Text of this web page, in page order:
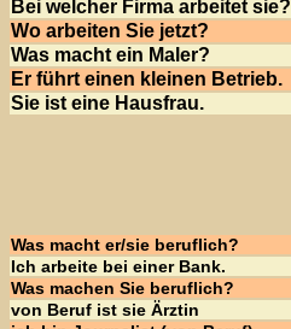
Bei welcher Firma arbeitet sie?
Wo arbeiten Sie jetzt?
Was macht ein Maler?
Er führt einen kleinen Betrieb.
Sie ist eine Hausfrau.
Was macht er/sie beruflich?
Ich arbeite bei einer Bank.
Was machen Sie beruflich?
von Beruf ist sie Ärztin